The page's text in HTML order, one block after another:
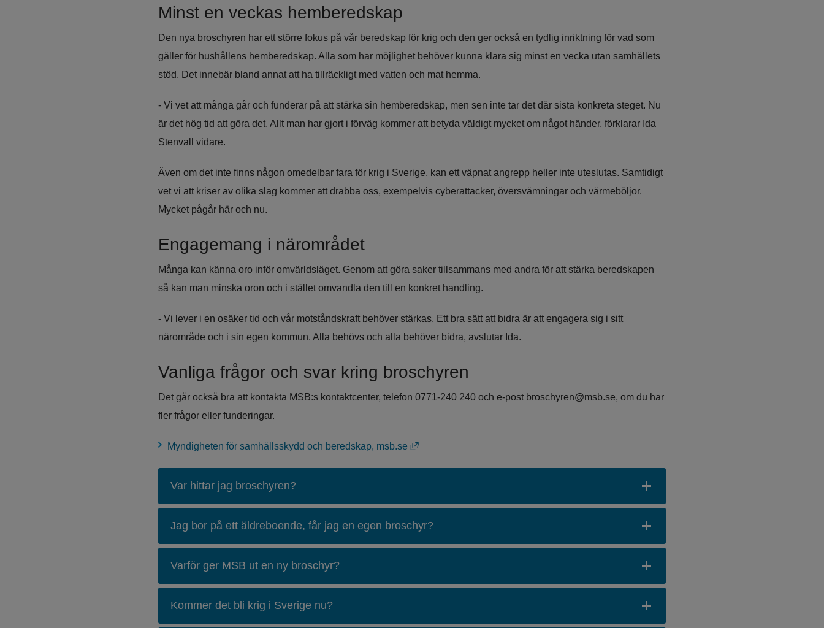
Minst en veckas hemberedskap
Den nya broschyren har ett större fokus på vår beredskap för krig och den ger också en tydlig inriktning för vad som
gäller för hushållens hemberedskap. Alla som har möjlighet behöver kunna klara sig minst en vecka utan samhällets
stöd. Det innebär bland annat att ha tillräckligt med vatten och mat hemma.
- Vi vet att många går och funderar på att stärka sin hemberedskap, men sen inte tar det där sista konkreta steget. Nu
är det hög tid att göra det. Allt man har gjort i förväg kommer att betyda väldigt mycket om något händer, förklarar Ida
Stenvall vidare.
Även om det inte finns någon omedelbar fara för krig i Sverige, kan ett väpnat angrepp heller inte uteslutas. Samtidigt
vet vi att kriser av olika slag kommer att drabba oss, exempelvis cyberattacker, översvämningar och värmeböljor.
Mycket pågår här och nu.
Engagemang i närområdet
Många kan känna oro inför omvärldsläget. Genom att göra saker tillsammans med andra för att stärka beredskapen
så kan man minska oron och i stället omvandla den till en konkret handling.
- Vi lever i en osäker tid och vår motståndskraft behöver stärkas. Ett bra sätt att bidra är att engagera sig i sitt
närområde och i sin egen kommun. Alla behövs och alla behöver bidra, avslutar Ida.
Vanliga frågor och svar kring broschyren
Det går också bra att kontakta MSB:s kontaktcenter, telefon 0771-240 240 och e-post broschyren@msb.se, om du har
fler frågor eller funderingar.
Myndigheten för samhällsskydd och beredskap, msb.se Länk till annan webbplats, öppnas i nytt fönster.
Var hittar jag broschyren?
Jag bor på ett äldreboende, får jag en egen broschyr?
Varför ger MSB ut en ny broschyr?
Kommer det bli krig i Sverige nu?